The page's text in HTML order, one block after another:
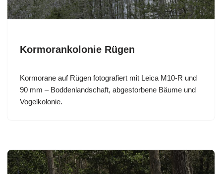
Kormorankolonie Rügen
Kormorane auf Rügen fotografiert mit Leica M10-R und
90 mm – Boddenlandschaft, abgestorbene Bäume und
Vogelkolonie.